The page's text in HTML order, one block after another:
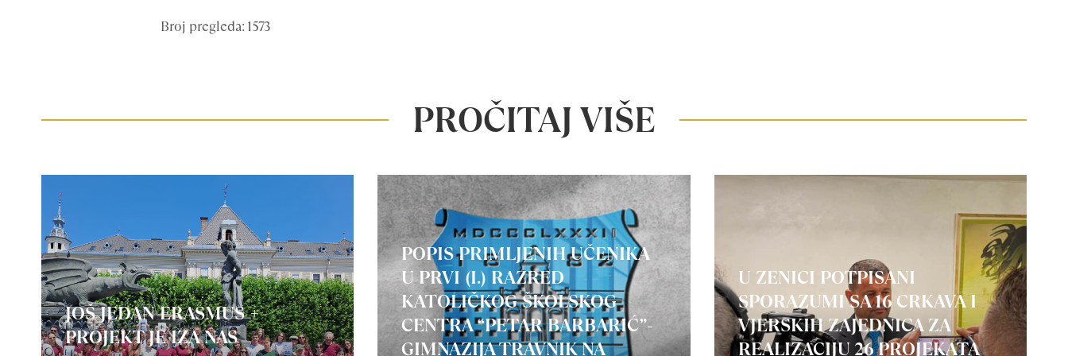
Broj pregleda: 1573
PROČITAJ VIŠE
JOŠ JEDAN ERASMUS +
PROJEKT JE IZA NAS
POPIS PRIMLJENIH UČENIKA
U PRVI (I.) RAZRED
KATOLIČKOG ŠKOLSKOG
CENTRA “PETAR BARBARIĆ”-
GIMNAZIJA TRAVNIK NA
U ZENICI POTPISANI
SPORAZUMI SA 16 CRKAVA I
VJERSKIH ZAJEDNICA ZA
REALIZACIJU 26 PROJEKATA